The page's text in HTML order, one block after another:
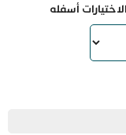
أسفله